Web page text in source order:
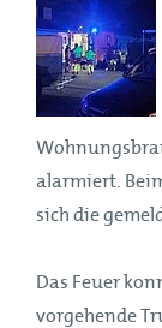
alarmiert.
sich die
Das Feuer
vorgehende